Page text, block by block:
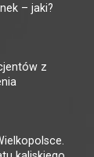
– jaki?
z